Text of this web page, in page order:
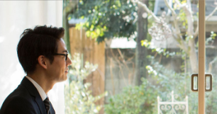
ム マンションリフォー